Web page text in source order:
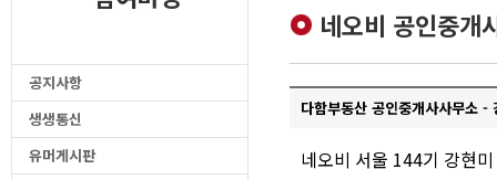
공지사항
생생통신
유머게시판
네오비 공인중개
다함부동산 공인중개사사무소 -
네오비 서울 144기 강현